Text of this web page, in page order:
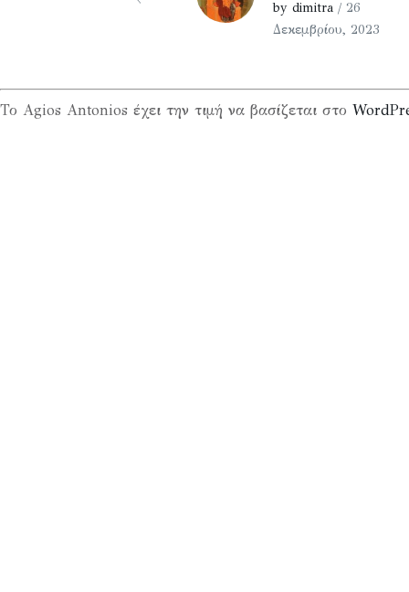
by dimitra / 26
Δεκεμβρίου, 2023
Το Agios Antonios έχει την τιμή να βασίζεται στο